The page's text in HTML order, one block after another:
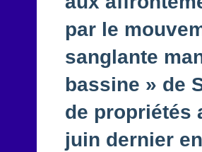
par le
sanglante
bassine » de
de propriétés
juin dernier